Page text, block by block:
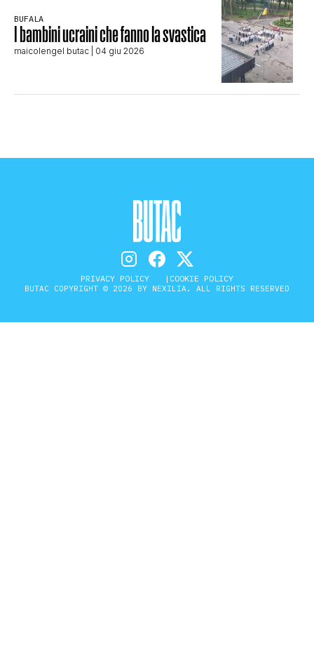
BUFALA
I bambini ucraini che fanno la svastica
maicolengel butac | 04 giu 2026
PRIVACY POLICY COOKIE POLICY
BUTAC COPYRIGHT © 2026 BY NEXILIA. ALL RIGHTS RESERVED